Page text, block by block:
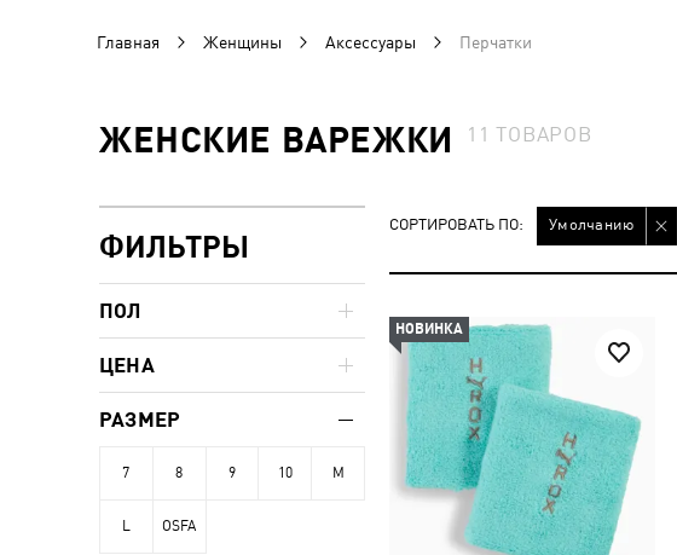
Главная Женщины Аксессуары Перчатки
ЖЕНСКИЕ ВАРЕЖКИ 11ТОВАРОВ
СОРТИРОВАТЬ ПО: Умолчанию
НОВИНКА
ФИЛЬТРЫ
ПОЛ
ЦЕНА
РАЗМЕР
7 8 9 10 M
L OSFA